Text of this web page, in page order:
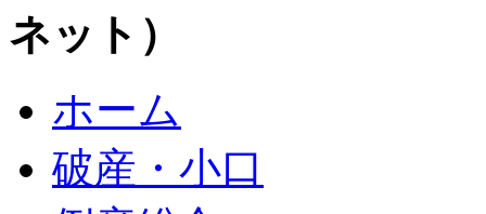
ネット）
ホーム
破産・小口